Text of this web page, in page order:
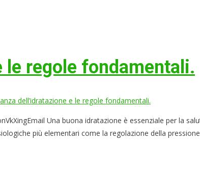
le regole fondamentali.
dell’idratazione e le regole fondamentali.
Una buona idratazione è essenziale per la
più elementari come la regolazione della